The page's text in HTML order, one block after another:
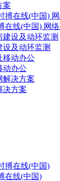
案
在线(中国) 网
设及动环监测
动办公
决方案
在线(中国)